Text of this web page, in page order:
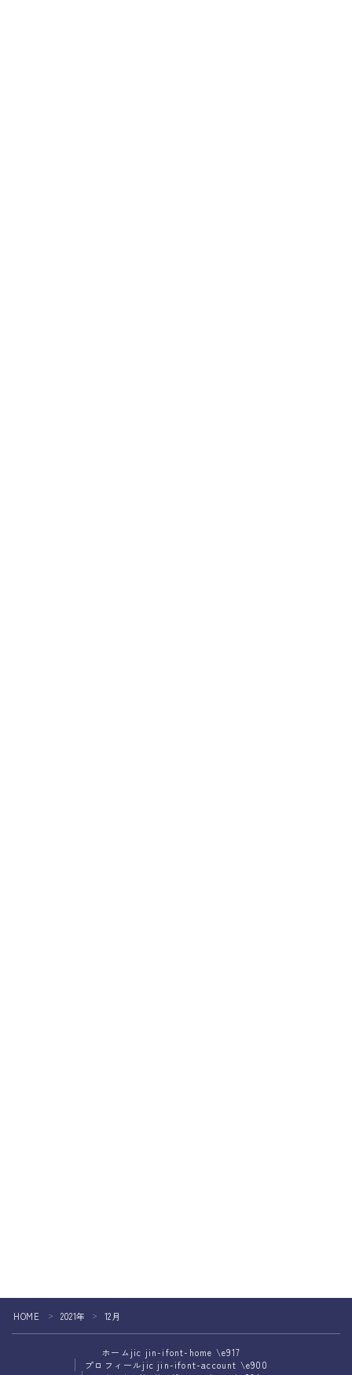
HOME ＞ 2021年 ＞ 12月
ホームjic jin-ifont-home \e917
プロフィールjic jin-ifont-account \e900